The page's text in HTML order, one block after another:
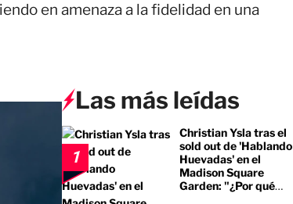
en amenaza a la fidelidad en una
Las más leídas
1
Christian Ysla tras el
sold out de 'Hablando
Huevadas' en el
Madison Square
Garden: "¿Por qué